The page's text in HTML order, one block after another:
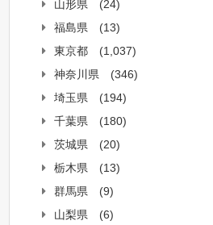
山形県
(24)
福島県
(13)
東京都
(1,037)
神奈川県
(346)
埼玉県
(194)
千葉県
(180)
茨城県
(20)
栃木県
(13)
群馬県
(9)
山梨県
(6)